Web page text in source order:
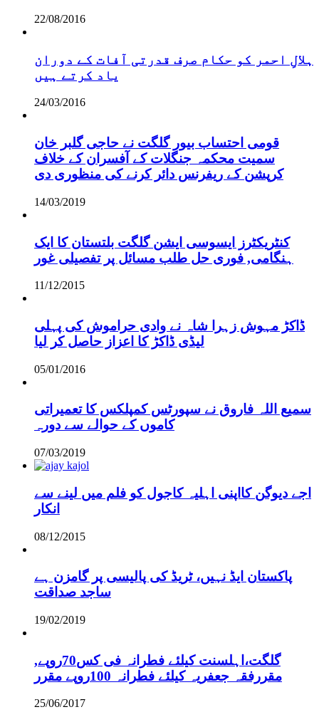
22/08/2016
ہلالِ احمر کو حکام صرف قدرتی آفات کے دوران
یاد کرتے ہیں
24/03/2016
قومی احتساب بیور گلگت نے حاجی گلبر خان
سمیت محکمہ جنگلات کے آفسران کے خلاف
کرپشن کے ریفرنس دائر کرنے کی منظوری دی
14/03/2019
کنٹریکٹرز ایسوسی ایشن گلگت بلتستان کا ایک
ہنگامی, فوری حل طلب مسائل پر تفصیلی غور
11/12/2015
ڈاکڑ مہوش زہرا شاہ نے وادی حراموش کی پہلی
لیڈی ڈاکڑ کا اعزاز حاصل کر لیا
05/01/2016
سمیع اللہ فاروق نے سپورٹس کمپلکس کا تعمیراتی
کاموں کے حوالے سے دورہ
07/03/2019
اجے دیوگن کااپنی اہلیہ کاجول کو فلم میں لینے سے
انکار
08/12/2015
پاکستان ایڈ نہیں، ٹریڈ کی پالیسی پر گامزن ہے
ساجد صداقت
19/02/2019
,گلگت،اہلسنت کیلئے فطرانہ فی کس70روپے
مقررفقہ جعفریہ کیلئے فطرانہ 100روپے مقرر
25/06/2017